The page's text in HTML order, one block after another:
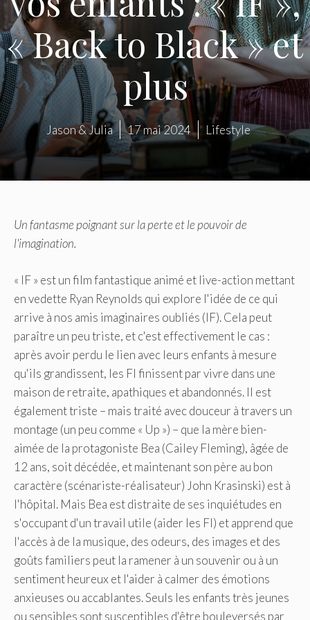
« Back to Black » et
plus
Jason & Julia 17 mai 2024 Lifestyle
Un fantasme poignant sur la perte et le pouvoir de
l'imagination.
« IF » est un film fantastique animé et live-action mettant
en vedette Ryan Reynolds qui explore l'idée de ce qui
arrive à nos amis imaginaires oubliés (IF). Cela peut
paraître un peu triste, et c'est effectivement le cas :
après avoir perdu le lien avec leurs enfants à mesure
qu'ils grandissent, les FI finissent par vivre dans une
maison de retraite, apathiques et abandonnés. Il est
également triste – mais traité avec douceur à travers un
montage (un peu comme « Up ») – que la mère bien-
aimée de la protagoniste Bea (Cailey Fleming), âgée de
12 ans, soit décédée, et maintenant son père au bon
caractère (scénariste-réalisateur) John Krasinski) est à
l'hôpital. Mais Bea est distraite de ses inquiétudes en
s'occupant d'un travail utile (aider les FI) et apprend que
l'accès à de la musique, des odeurs, des images et des
goûts familiers peut la ramener à un souvenir ou à un
sentiment heureux et l'aider à calmer des émotions
anxieuses ou accablantes. Seuls les enfants très jeunes
ou sensibles sont susceptibles d'être bouleversés par